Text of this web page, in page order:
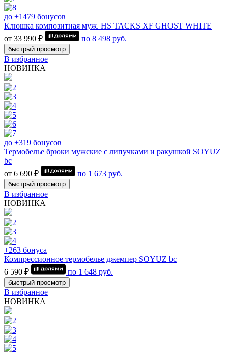
до +1479 бонусов
Клюшка композитная муж. HS TACKS XF GHOST WHITE
от 33 990 ₽
по 8 498 руб.
быстрый просмотр
В избранное
НОВИНКА
до +319 бонусов
Термобелье брюки мужские с липучками и ракушкой SOYUZ
bc
от 6 690 ₽
по 1 673 руб.
быстрый просмотр
В избранное
НОВИНКА
+263 бонуса
Компрессионное термобелье джемпер SOYUZ bc
6 590 ₽
по 1 648 руб.
быстрый просмотр
В избранное
НОВИНКА